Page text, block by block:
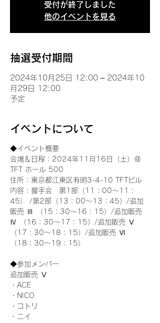
受付が終了しました
他のイベントを見る
抽選受付期間
2024年10月25日 12:00 – 2024年10
月29日 12:00
予定
イベントについて
◆イベント概要
会場＆日程：2024年11月16日（土）＠
TFT ホール 500
住所：東京都江東区有明3-4-10 TFTビル
内容：握手会　第1部（11：00～11：
45） /第2部（13：00～13：45）/追加
販売 Ⅲ （15：30～16：15）/追加販売
Ⅳ （16：30～17：15）/追加販売 Ⅴ
（17：30～18：15）/追加販売 Ⅵ
（18：30～19：15）
◆参加メンバー
追加販売 Ⅴ
・ACE
・NICO
・コトリ
・ニイ